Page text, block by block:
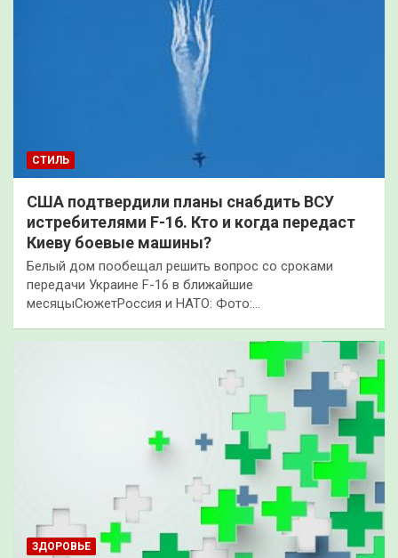
СТИЛЬ
США подтвердили планы снабдить ВСУ
истребителями F-16. Кто и когда передаст
Киеву боевые машины?
Белый дом пообещал решить вопрос со сроками
передачи Украине F-16 в ближайшие
месяцыСюжетРоссия и НАТО: Фото:…
ЗДОРОВЬЕ